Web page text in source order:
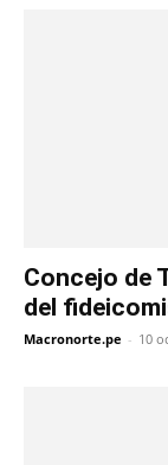
Concejo de
del
Macronorte.pe - 10